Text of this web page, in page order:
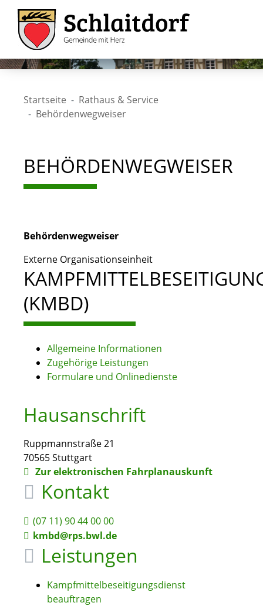
Startseite
Rathaus & Service
Behördenwegweiser
BEHÖRDENWEGWEISER
Behördenwegweiser
Externe Organisationseinheit
(KMBD)
Allgemeine Informationen
Zugehörige Leistungen
Formulare und Onlinedienste
Hausanschrift
Ruppmannstraße 21
70565Stuttgart
Zur elektronischen Fahrplanauskunft
Kontakt
(07 11) 90 44 00 00
kmbd@rps.bwl.de
Leistungen
Kampfmittelbeseitigungsdienst
beauftragen